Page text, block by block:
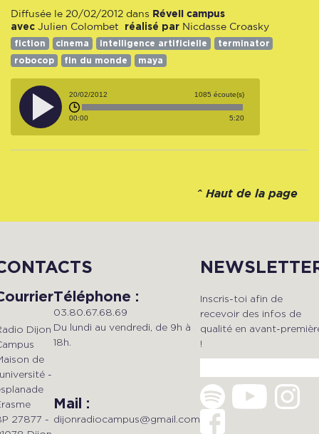
Diffusée le 20/02/2012 dans Réveil campus
avec Julien Colombet réalisé par Nicdasse Croasky
fiction cinema intelligence artificielle
terminator
robocop
fin du monde maya
20/02/2012 1085 écoute(s)
00:00 5:20
^ Haut de la page
Dijon
de
-
27877 -
Téléphone :
03.80.67.68.69
Du lundi au vendredi, de 9h à
18h.
Mail :
dijonradiocampus@gmail.com
Inscris-toi afin de
recevoir des infos de
qualité en avant-
!